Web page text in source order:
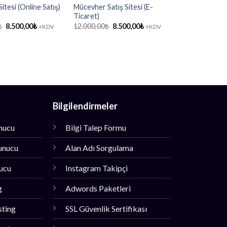
(Online Satış)
Orijinal
8.500,00₺Şu
+KDV
Mücevher Satış Sitesi (E-
Ticaret)
12.000,00₺ Orijinal
8.500,00₺Şu
+KDV
Bilgilendirmeler
Bilgi Talep Formu
Alan Adı Sorgulama
Instagram Takipçi
Adwords Paketleri
SSL Güvenlik Sertifikası